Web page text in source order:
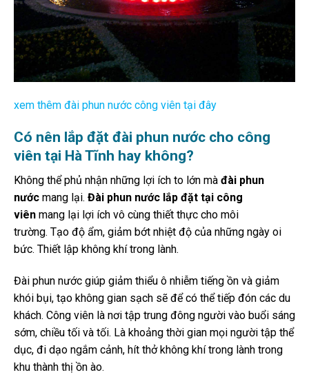
xem thêm đài phun nước công viên tại đây
Có nên lắp đặt đài phun nước cho công
viên tại Hà Tĩnh hay không?
Không thể phủ nhận những lợi ích to lớn mà đài phun
nước mang lại. Đài phun nước lắp đặt tại công
viên mang lại lợi ích vô cùng thiết thực cho môi
trường. Tạo độ ẩm, giảm bớt nhiệt độ của những ngày oi
bức. Thiết lập không khí trong lành.
Đài phun nước giúp giảm thiểu ô nhiễm tiếng ồn và giảm
khói bụi, tạo không gian sạch sẽ để có thể tiếp đón các du
khách. Công viên là nơi tập trung đông người vào buổi sáng
sớm, chiều tối và tối. Là khoảng thời gian mọi người tập thể
dục, đi dạo ngắm cảnh, hít thở không khí trong lành trong
khu thành thị ồn ào.